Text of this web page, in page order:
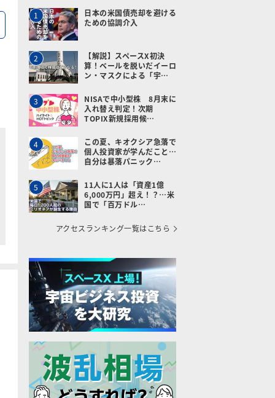
1
日本の米国債売却を避ける
ための協調介入
2
【解説】スペースX初決
算！ベールを脱いだイーロ
ン・マスクによる「宇…
3
NISAで中小型株 8月末に
入れ替え判定！次期
TOPIX新規採用候…
4
この夏、キオクシア急落で
個人投資家が学んだこと…
自分は暴落パニック…
5
11人に1人は「資産1億
6,000万円」超え！？…米
国で「百万ドル…
アクセスランキング一覧はこちら